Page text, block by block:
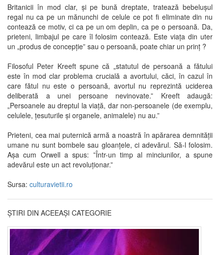
Britanicii în mod clar, și pe bună dreptate, tratează bebelușul
regal nu ca pe un mănunchi de celule ce pot fi eliminate din nu
contează ce motiv, ci ca pe un om deplin, ca pe o persoană. Da,
prieteni, limbajul pe care îl folosim contează. Este viața din uter
un „produs de concepție” sau o persoană, poate chiar un prinț ?
Filosoful Peter Kreeft spune că „statutul de persoană a fătului
este în mod clar problema crucială a avortului, căci, în cazul în
care fătul nu este o persoană, avortul nu reprezintă uciderea
deliberată a unei persoane nevinovate.” Kreeft adaugă:
„Persoanele au dreptul la viață, dar non-persoanele (de exemplu,
celulele, țesuturile și organele, animalele) nu au.”
Prieteni, cea mai puternică armă a noastră în apărarea demnității
umane nu sunt bombele sau gloanțele, ci adevărul. Să-l folosim.
Așa cum Orwell a spus: ”Într-un timp al minciunilor, a spune
adevărul este un act revoluționar.”
Sursa: culturavietii.ro
ȘTIRI DIN ACEEAȘI CATEGORIE